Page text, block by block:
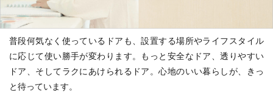
普段何気なく使っているドアも、設置する場所やライフスタイル
に応じて使い勝手が変わります。もっと安全なドア、透りやすい
ドア、そしてラクにあけられるドア。心地のいい暮らしが、きっ
と待っています。